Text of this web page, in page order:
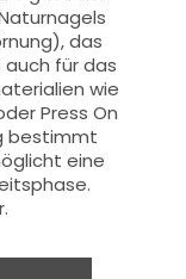
das
auch für das
wie
Press On
bestimmt
eine